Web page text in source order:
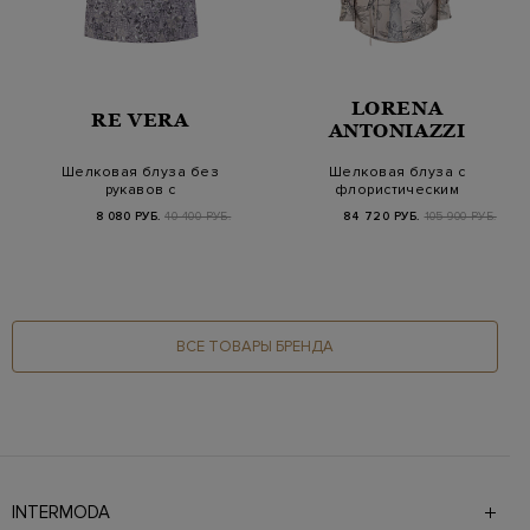
RE VERA
Шелковая блуза без
рукавов с
паттерном
8 080 РУБ. 40 400 РУБ.
LORENA
ANTONIAZZI
Шелковая блуза с
флористическим
поясо…
84 720 РУБ. 105 900 РУБ.
ВСЕ ТОВАРЫ БРЕНДА
INTERMODA